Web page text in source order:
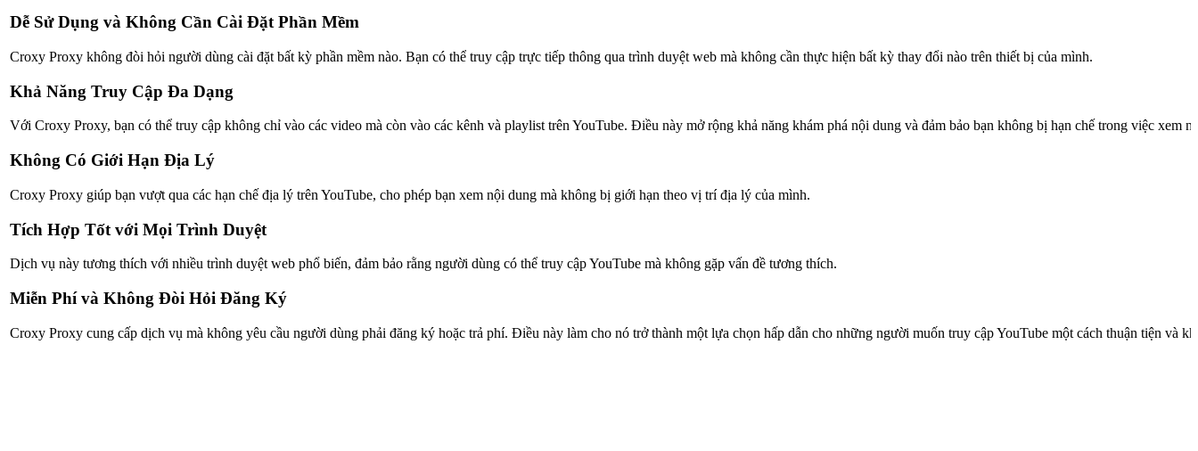
Dễ Sử Dụng và Không Cần Cài Đặt Phần Mềm
Croxy Proxy không đòi hỏi người dùng cài đặt bất kỳ phần mềm nào. Bạn có thể truy cập trực tiếp thông qua trình duyệt web mà không cần thực hiện bất kỳ thay đổi nào trên thiết bị của mình.
Khả Năng Truy Cập Đa Dạng
Với Croxy Proxy, bạn có thể truy cập không chỉ vào các video mà còn vào các kênh và playlist trên YouTube. Điều này mở rộng khả năng khám phá nội dung và đảm bảo bạn không bị hạn chế trong việc xem
Không Có Giới Hạn Địa Lý
Croxy Proxy giúp bạn vượt qua các hạn chế địa lý trên YouTube, cho phép bạn xem nội dung mà không bị giới hạn theo vị trí địa lý của mình.
Tích Hợp Tốt với Mọi Trình Duyệt
Dịch vụ này tương thích với nhiều trình duyệt web phổ biến, đảm bảo rằng người dùng có thể truy cập YouTube mà không gặp vấn đề tương thích.
Miễn Phí và Không Đòi Hỏi Đăng Ký
Croxy Proxy cung cấp dịch vụ mà không yêu cầu người dùng phải đăng ký hoặc trả phí. Điều này làm cho nó trở thành một lựa chọn hấp dẫn cho những người muốn truy cập YouTube một cách thuận tiện và